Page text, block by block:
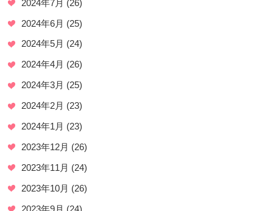
2024年7月 (26)
2024年6月 (25)
2024年5月 (24)
2024年4月 (26)
2024年3月 (25)
2024年2月 (23)
2024年1月 (23)
2023年12月 (26)
2023年11月 (24)
2023年10月 (26)
2023年9月 (24)